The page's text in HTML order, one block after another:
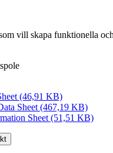
vill skapa funktionella
(46,91 KB)
Sheet (467,19 KB)
Sheet (51,51 KB)